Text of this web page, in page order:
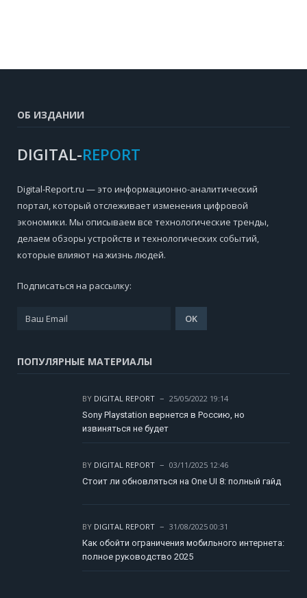
ОБ ИЗДАНИИ
DIGITAL-REPORT
Digital-Report.ru — это информационно-аналитический
портал, который отслеживает изменения цифровой
экономики. Мы описываем все технологические тренды,
делаем обзоры устройств и технологических событий,
которые влияют на жизнь людей.
Подписаться на рассылку:
ПОПУЛЯРНЫЕ МАТЕРИАЛЫ
BY DIGITAL REPORT
25/05/2022 19:14
Sony Playstation вернется в Россию, но
извиняться не будет
BY DIGITAL REPORT
03/11/2025 12:46
Стоит ли обновляться на One UI 8: полный гайд
BY DIGITAL REPORT
31/08/2025 00:31
Как обойти ограничения мобильного интернета:
полное руководство 2025